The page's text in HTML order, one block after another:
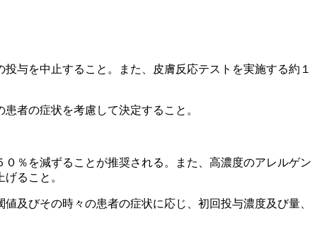
与を中止すること。また、皮膚反応テストを実施する約１
者の症状を考慮して決定すること。
％を減ずることが推奨される。また、高濃度のアレルゲン
ること。
及びその時々の患者の症状に応じ、初回投与濃度及び量、